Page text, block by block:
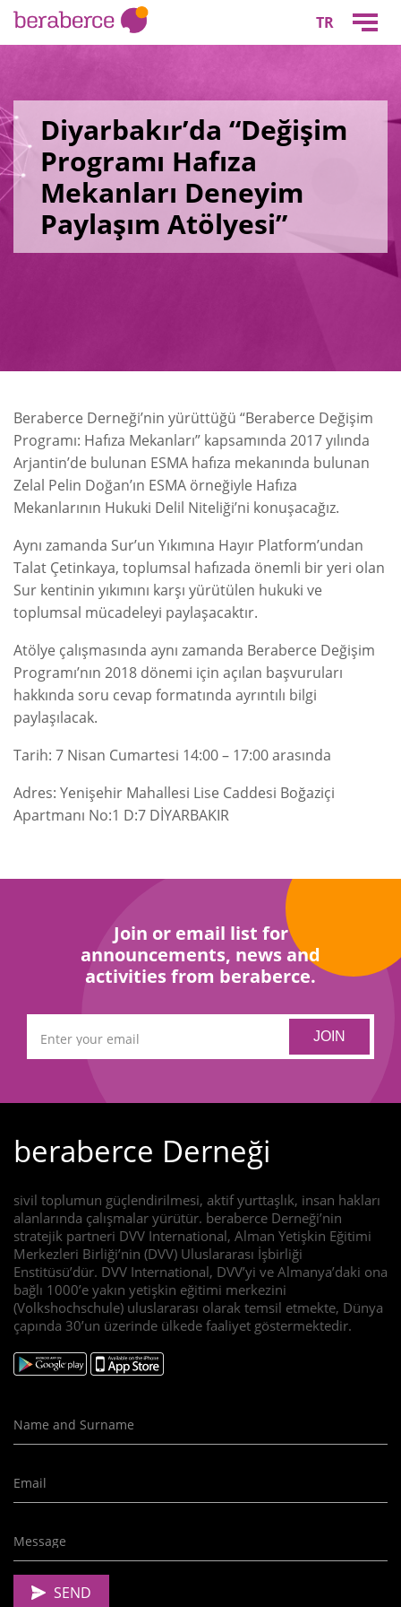
TR
Diyarbakır’da “Değişim
Programı Hafıza
Mekanları Deneyim
Paylaşım Atölyesi”
Beraberce Derneği’nin yürüttüğü “Beraberce Değişim
Programı: Hafıza Mekanları” kapsamında 2017 yılında
Arjantin’de bulunan ESMA hafıza mekanında bulunan
Zelal Pelin Doğan’ın ESMA örneğiyle Hafıza
Mekanlarının Hukuki Delil Niteliği’ni konuşacağız.
Aynı zamanda Sur’un Yıkımına Hayır Platform’undan
Talat Çetinkaya, toplumsal hafızada önemli bir yeri olan
Sur kentinin yıkımını karşı yürütülen hukuki ve
toplumsal mücadeleyi paylaşacaktır.
Atölye çalışmasında aynı zamanda Beraberce Değişim
Programı’nın 2018 dönemi için açılan başvuruları
hakkında soru cevap formatında ayrıntılı bilgi
paylaşılacak.
Tarih: 7 Nisan Cumartesi 14:00 – 17:00 arasında
Adres: Yenişehir Mahallesi Lise Caddesi Boğaziçi
Apartmanı No:1 D:7 DİYARBAKIR
Join or email list for
announcements, news and
activities from beraberce.
beraberce Derneği
sivil toplumun güçlendirilmesi, aktif yurttaşlık, insan hakları
alanlarında çalışmalar yürütür. beraberce Derneği’nin
stratejik partneri DVV International, Alman Yetişkin Eğitimi
Merkezleri Birliği’nin (DVV) Uluslararası İşbirliği
Enstitüsü’dür. DVV International, DVV’yi ve Almanya’daki ona
bağlı 1000’e yakın yetişkin eğitimi merkezini
(Volkshochschule) uluslararası olarak temsil etmekte, Dünya
çapında 30’un üzerinde ülkede faaliyet göstermektedir.